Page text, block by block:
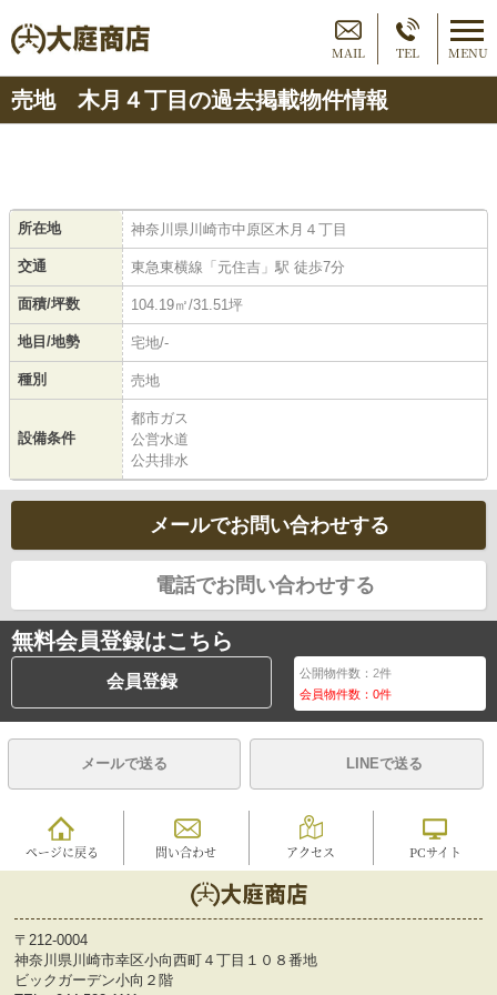
MAIL TEL MENU
売地 木月４丁目の過去掲載物件情報
所在地 神奈川県川崎市中原区木月４丁目
交通 東急東横線「元住吉」駅 徒歩7分
面積/坪数 104.19㎡/31.51坪
地目/地勢 宅地/-
種別 売地
設備条件
都市ガス
公営水道
公共排水
メールでお問い合わせする
電話でお問い合わせする
無料会員登録はこちら
会員登録 公開物件数：2件
会員物件数：0件
メールで送る LINEで送る
ページに戻る 問い合わせ アクセス PCサイト
〒212-0004
神奈川県川崎市幸区小向西町４丁目１０８番地
ビックガーデン小向２階